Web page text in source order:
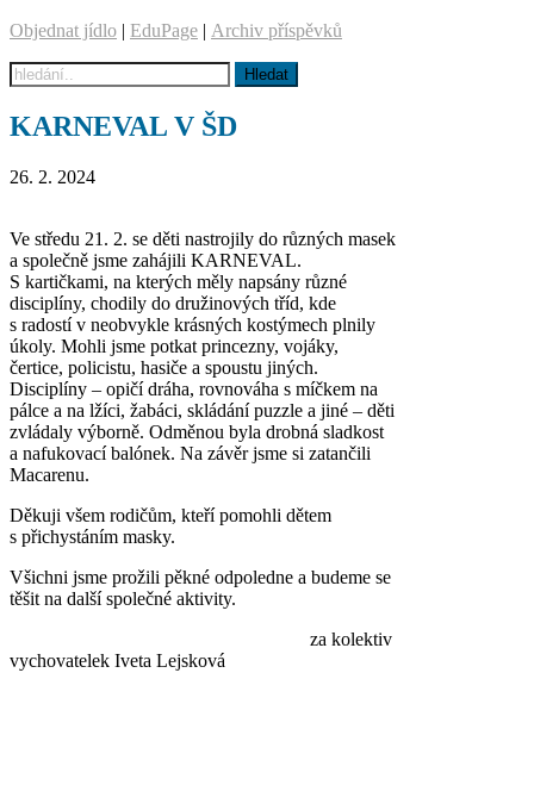
Objednat jídlo | EduPage | Archiv příspěvků
KARNEVAL V ŠD
26. 2. 2024
Ve středu 21. 2. se děti nastrojily do různých masek
a společně jsme zahájili KARNEVAL.
S kartičkami, na kterých měly napsány různé
disciplíny, chodily do družinových tříd, kde
s radostí v neobvykle krásných kostýmech plnily
úkoly. Mohli jsme potkat princezny, vojáky,
čertice, policistu, hasiče a spoustu jiných.
Disciplíny – opičí dráha, rovnováha s míčkem na
pálce a na lžíci, žabáci, skládání puzzle a jiné – děti
zvládaly výborně. Odměnou byla drobná sladkost
a nafukovací balónek. Na závěr jsme si zatančili
Macarenu.
Děkuji všem rodičům, kteří pomohli dětem
s přichystáním masky.
Všichni jsme prožili pěkné odpoledne a budeme se
těšit na další společné aktivity.
za kolektiv
vychovatelek Iveta Lejsková